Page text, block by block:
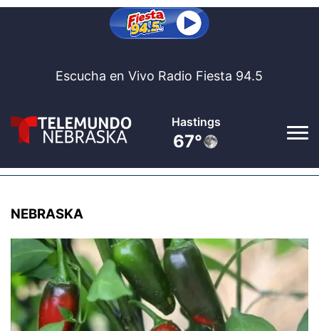
Escucha en Vivo Radio Fiesta 94.5
Broken Bow
62°
Al Aire
Noticias
Nebraska
Bolsa De Trabajo
NEBRASKA